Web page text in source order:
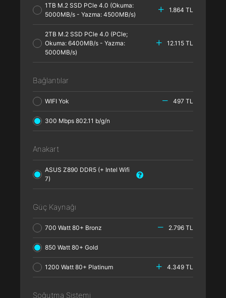
1TB M.2 SSD PCle 4.0 (Okuma:
5000MB/s - Yazma: 4500MB/s)
1.864 TL
2TB M.2 SSD PCle 4.0 (PCle;
Okuma: 6400MB/s - Yazma:
5000MB/s)
12.115 TL
Bağlantılar
WIFI Yok 497 TL
300 Mbps 802.11 b/g/n
Anakart
ASUS Z890 DDR5 (+ Intel Wifi
7)
Güç Kaynağı
700 Watt 80+ Bronz 2.796 TL
850 Watt 80+ Gold
1200 Watt 80+ Platinum 4.349 TL
Soğutma Sistemi